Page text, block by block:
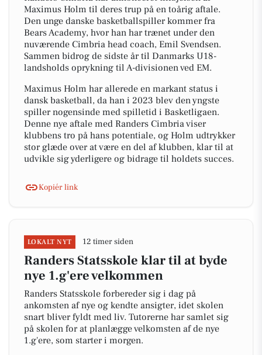
Maximus Holm til deres trup på en toårig aftale.
Den unge danske basketballspiller kommer fra
Bears Academy, hvor han har trænet under den
nuværende Cimbria head coach, Emil Svendsen.
Sammen bidrog de sidste år til Danmarks U18-
landsholds oprykning til A-divisionen ved EM.
Maximus Holm har allerede en markant status i
dansk basketball, da han i 2023 blev den yngste
spiller nogensinde med spilletid i Basketligaen.
Denne nye aftale med Randers Cimbria viser
klubbens tro på hans potentiale, og Holm udtrykker
stor glæde over at være en del af klubben, klar til at
udvikle sig yderligere og bidrage til holdets succes.
Kopiér link
LOKALT NYT 12 timer siden
Randers Statsskole klar til at byde
nye 1.g'ere velkommen
Randers Statsskole forbereder sig i dag på
ankomsten af nye og kendte ansigter, idet skolen
snart bliver fyldt med liv. Tutorerne har samlet sig
på skolen for at planlægge velkomsten af de nye
1.g'ere, som starter i morgen.